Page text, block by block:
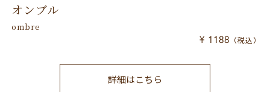
オンブル
ombre
¥ 1188 （税込）
詳細はこちら